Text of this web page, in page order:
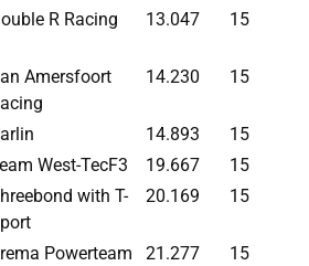
R Racing 13.047 15
Amersfoort
14.230 15
14.893
15
West-TecF3 19.667
15
with T-
20.169 15
Powerteam 21.277 15